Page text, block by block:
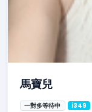
馬寶兒
一對多等待中 i349